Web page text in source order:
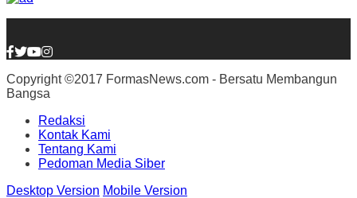
Copyright ©2017 FormasNews.com - Bersatu Membangun
Bangsa
Redaksi
Kontak Kami
Tentang Kami
Pedoman Media Siber
Desktop Version Mobile Version